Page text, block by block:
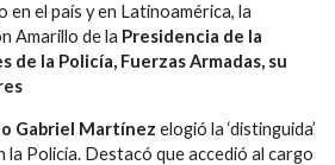
en el país y en Latinoamérica, la
Amarillo de la Presidencia de la
de la Policía, Fuerzas Armadas, su
Gabriel Martínez elogió la ‘distinguida’
Policía. Destacó que accedió al cargo